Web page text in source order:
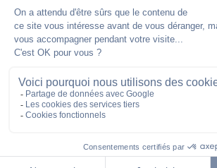
75279 Paris Cedex 06
Tel : 01 42 84 88 00
ASSOCIATION ANCIENS DE STANISLAS